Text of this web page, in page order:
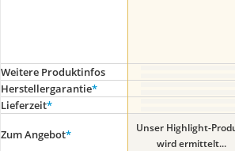
Weitere Produktinfos
Herstellergarantie*
Lieferzeit*
Zum Angebot*
Unser Highlight-
wird ermittelt...